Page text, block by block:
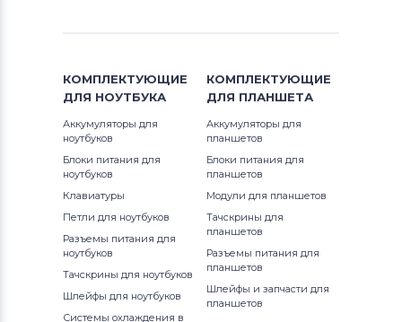
Вентиляторы (кулеры)HP
Вентиляторы (кулеры)MSI
Вентиляторы (кулеры)Compaq
Вентиляторы (кулеры) Quanta
Вентиляторы (кулеры)
Вентиляторы (кулеры)Dell
PR Series
S Series
VR Series
Wind Series
X-Slim Series
КОМПЛЕКТУЮЩИЕ
ДЛЯ НОУТБУКА
Аккумуляторы для
ноутбуков
Блоки питания для
ноутбуков
Клавиатуры
Петли для ноутбуков
Разъемы питания для
ноутбуков
Тачскрины для ноутбуков
Шлейфы для ноутбуков
Системы охлаждения в
КОМПЛЕКТУЮЩИЕ
ДЛЯ ПЛАНШЕТА
Аккумуляторы для
планшетов
Блоки питания для
планшетов
Модули для планшетов
Тачскрины для
планшетов
Разъемы питания для
планшетов
Шлейфы и запчасти для
планшетов